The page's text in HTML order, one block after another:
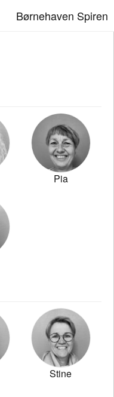
Børnehaven Spiren
Pia
Stine